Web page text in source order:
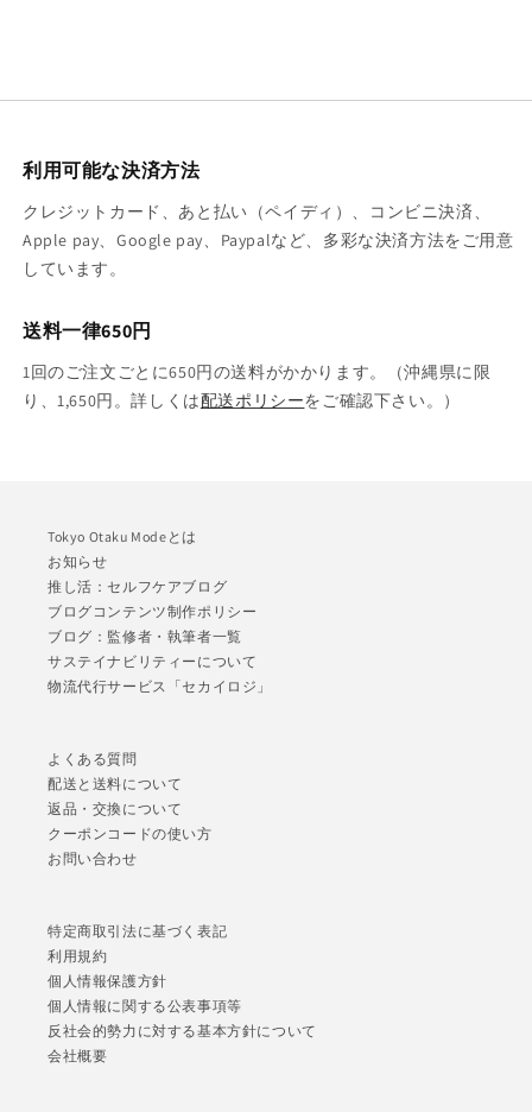
利用可能な決済方法
クレジットカード、あと払い（ペイディ）、コンビニ決済、
Apple pay、Google pay、Paypalなど、多彩な決済方法をご用意
しています。
送料一律650円
1回のご注文ごとに650円の送料がかかります。（沖縄県に限
り、1,650円。詳しくは配送ポリシーをご確認下さい。）
Tokyo Otaku Modeとは
お知らせ
推し活：セルフケアブログ
ブログコンテンツ制作ポリシー
ブログ：監修者・執筆者一覧
サステイナビリティーについて
物流代行サービス「セカイロジ」
よくある質問
配送と送料について
返品・交換について
クーポンコードの使い方
お問い合わせ
特定商取引法に基づく表記
利用規約
個人情報保護方針
個人情報に関する公表事項等
反社会的勢力に対する基本方針について
会社概要